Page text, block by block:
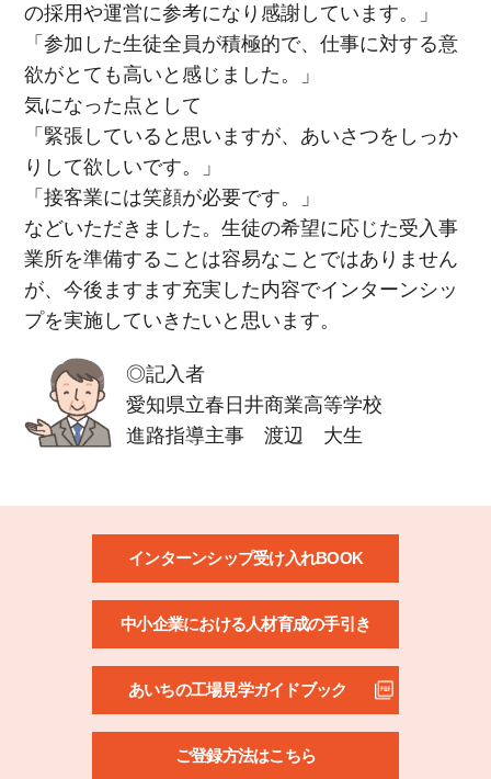
の採用や運営に参考になり感謝しています。」
「参加した生徒全員が積極的で、仕事に対する意
欲がとても高いと感じました。」
気になった点として
「緊張していると思いますが、あいさつをしっか
りして欲しいです。」
「接客業には笑顔が必要です。」
などいただきました。生徒の希望に応じた受入事
業所を準備することは容易なことではありません
が、今後ますます充実した内容でインターンシッ
プを実施していきたいと思います。
◎記入者
愛知県立春日井商業高等学校
進路指導主事 渡辺 大生
インターンシップ受け入れBOOK
中小企業における人材育成の手引き
あいちの工場見学ガイドブック
ご登録方法はこちら